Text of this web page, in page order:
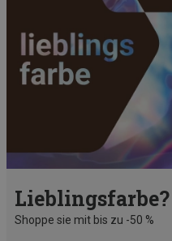
Lieblingsfarbe?
Shoppe sie mit bis zu -50 %